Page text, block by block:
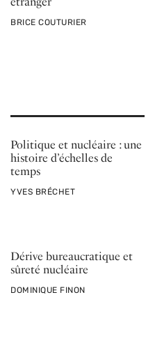
PAR
BRICE COUTURIER
Politique et nucléaire : une
histoire d’échelles de
temps
PAR
YVES BRÉCHET
Dérive bureaucratique et
sûreté nucléaire
PAR
DOMINIQUE FINON